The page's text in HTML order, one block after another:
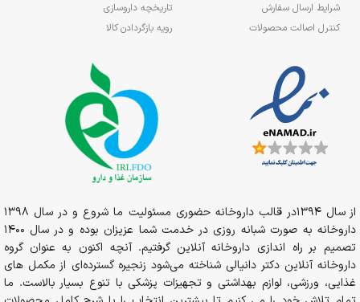
شرایط ارسال سفارش
کنترل اصالت محصولات
تاریخچه داروسازی
رویه بازگردادن کالا
از سال 1394در قالب داروخانه حضوری مسئولیت ما شروع و در سال 1398
داروخانه به صورت شبانه روزی در خدمت شما عزیزان بوده و در سال 1400
تصمیم بر راه اندازی داروخانه آنلاین گرفتیم. آنچه اکنون به عنوان گروه
داروخانه آنلاین دکتر دانیالی شناخته می‌شود زنجیره گسترده‌ای از مکمل های
غذایی، ورزشی، لوازم بهداشتی و تجهیزات پزشکی با تنوع بسیار بالاست. ما